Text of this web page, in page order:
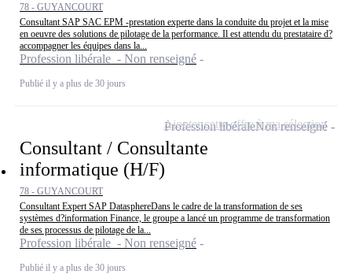
78 - GUYANCOURT
Consultant SAP SAC EPM -prestation experte dans la conduite du projet et la mise
en oeuvre des solutions de pilotage de la performance. Il est attendu du prestataire d?
accompagner les équipes dans la...
Profession libérale - Non renseigné
Publié il y a plus de 30 jours
Consultant / Consultante
informatique (H/F)
78 - GUYANCOURT
Consultant Expert SAP DatasphereDans le cadre de la transformation de ses
systèmes d?information Finance, le groupe a lancé un programme de transformation
de ses processus de pilotage de la...
Profession libérale - Non renseigné
Publié il y a plus de 30 jours
Profession libéraleNon renseigné
Ajouter cette offre à ma sélection